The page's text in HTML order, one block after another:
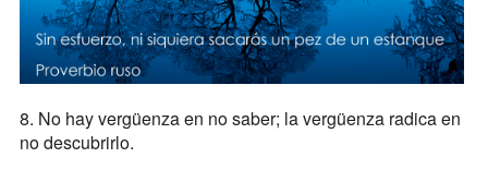
8. No hay vergüenza en no saber; la vergüenza radica en
no descubrirlo.